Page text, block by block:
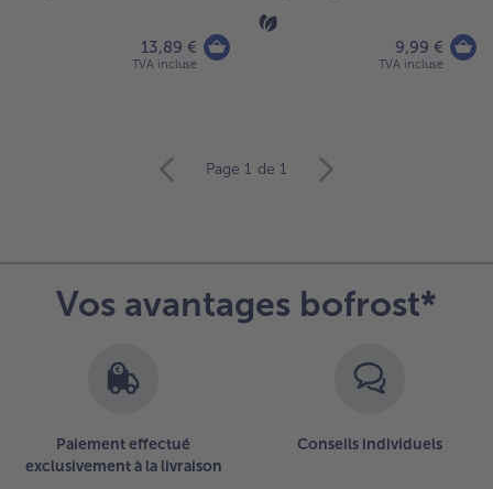
13,89 €
TVA incluse
9,99 €
TVA incluse
des
articles.
Page 1 de 1
Vos avantages bofrost*
Paiement effectué
exclusivement à la livraison
Conseils individuels